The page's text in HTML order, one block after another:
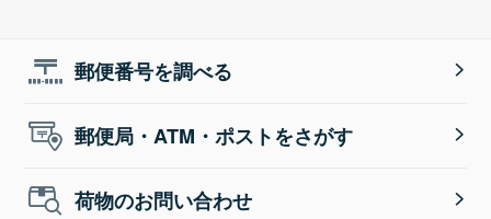
郵便番号を調べる
郵便局・ATM・ポストをさがす
荷物のお問い合わせ